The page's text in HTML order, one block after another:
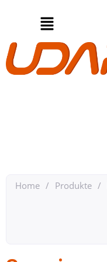
Home / Produkte /